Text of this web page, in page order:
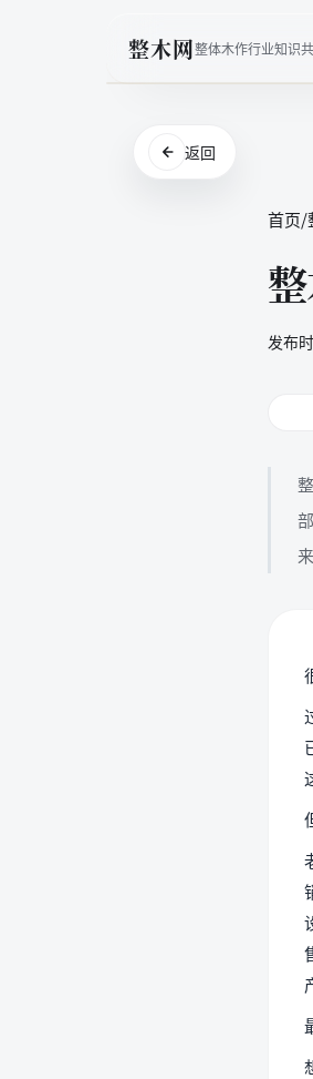
整木网整体木作行业知识
返回
首页/
发布